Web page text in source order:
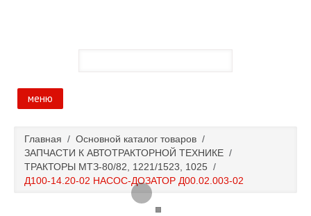
меню
Основной каталог товаров
Главная / Основной каталог товаров /
ЗАПЧАСТИ К АВТОТРАКТОРНОЙ ТЕХНИКЕ /
ТРАКТОРЫ МТЗ-80/82, 1221/1523, 1025 /
Д100-14.20-02 НАСОС-ДОЗАТОР Д00.02.003-02